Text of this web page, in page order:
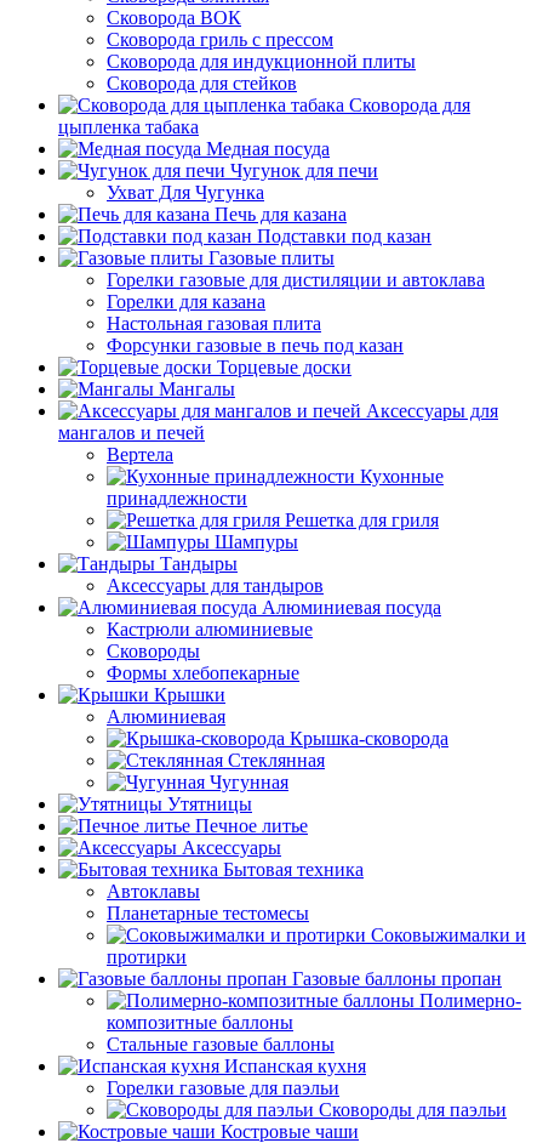
Сковорода ВОК
Сковорода гриль с прессом
Сковорода для индукционной плиты
Сковорода для стейков
Сковорода для
цыпленка табака
Медная посуда
Чугунок для печи
Ухват Для Чугунка
Печь для казана
Подставки под казан
Газовые плиты
Горелки газовые для дистиляции и автоклава
Горелки для казана
Настольная газовая плита
Форсунки газовые в печь под казан
Торцевые доски
Мангалы
Аксессуары для
мангалов и печей
Вертела
Кухонные
принадлежности
Решетка для гриля
Шампуры
Тандыры
Аксессуары для тандыров
Алюминиевая посуда
Кастрюли алюминиевые
Сковороды
Формы хлебопекарные
Крышки
Алюминиевая
Крышка-сковорода
Стеклянная
Чугунная
Утятницы
Печное литье
Аксессуары
Бытовая техника
Автоклавы
Планетарные тестомесы
Соковыжималки и
протирки
Газовые баллоны пропан
Полимерно-
композитные баллоны
Стальные газовые баллоны
Испанская кухня
Горелки газовые для паэльи
Сковороды для паэльи
Костровые чаши